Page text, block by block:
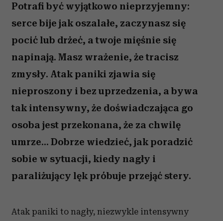
Potrafi być wyjątkowo nieprzyjemny:
serce bije jak oszalałe, zaczynasz się
pocić lub drżeć, a twoje mięśnie się
napinają. Masz wrażenie, że tracisz
zmysły. Atak paniki zjawia się
nieproszony i bez uprzedzenia, a bywa
tak intensywny, że doświadczająca go
osoba jest przekonana, że za chwilę
umrze... Dobrze wiedzieć, jak poradzić
sobie w sytuacji, kiedy nagły i
paraliżujący lęk próbuje przejąć stery.
Atak paniki to nagły, niezwykle intensywny